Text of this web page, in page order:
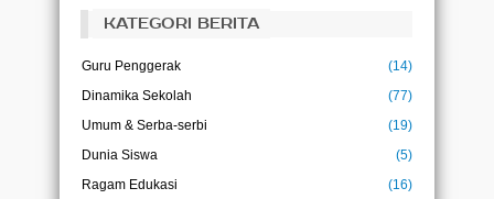
(John Dewey)
(Abu Bakar)
tanpa ilmu adalah kesia-siaan
KATEGORI BERITA
Guru Penggerak
(14)
Dinamika Sekolah
(77)
Umum & Serba-serbi
(19)
Dunia Siswa
(5)
Ragam Edukasi
(16)